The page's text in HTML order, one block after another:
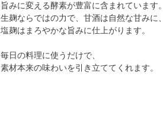
旨みに変える酵素が豊富に含まれています。
生麹ならではの力で、甘酒は自然な甘みに、
塩麹はまろやかな旨みに仕上がります。
毎日の料理に使うだけで、
素材本来の味わいを引き立ててくれます。